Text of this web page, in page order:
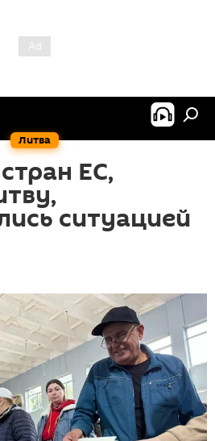
Литва
ЕС,
ситуацией